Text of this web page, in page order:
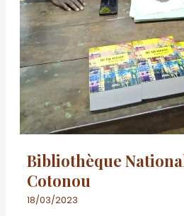
Bibliothèque
Cotonou
18/03/2023